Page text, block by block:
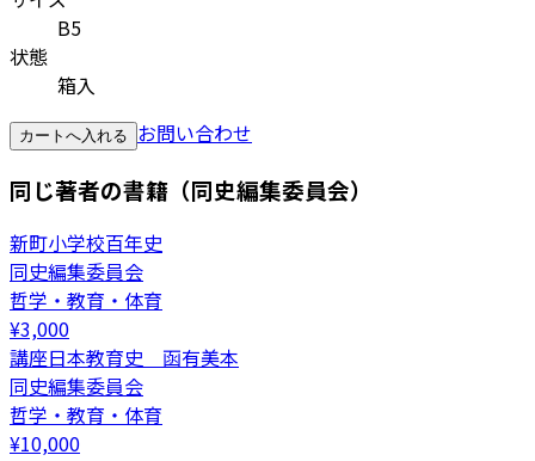
B5
状態
箱入
カートへ入れる お問い合わせ
同じ著者の書籍（同史編集委員会）
新町小学校百年史
同史編集委員会
哲学・教育・体育
¥3,000
講座日本教育史 函有美本
同史編集委員会
哲学・教育・体育
¥10,000